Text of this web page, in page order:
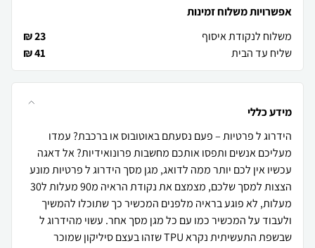
אפשרויות משלוח זמינות
משלוח לנקודת איסוף
23 ₪
שליח עד הבית
41 ₪
מידע כללי
הידרוג ל פרטיות – פעם נסעתם באוטובוס או ברכבת? עמדו
מעליכם אנשים ותפסו אותכם מחשבות פרונואידיות? אל דאגה
עכשיו אין לכם יותר ממה לדואג, מגן מסך הידרוג ל פרטיות מונע
הצצות למסך שלכם, מצמצם את נקודת הראיה מ90 מעלות ל30
מעלות, לא פוגע בראיה מלפנים המכשיר כך שתוכלו להמשיך
ולעבוד על המכשיר כמו עם כל מגן מסך אחר. עשוי מהידרוג ל
שבשפת התעשיתית נקרא TPU שזהו בעצם סיליקון שמוכר